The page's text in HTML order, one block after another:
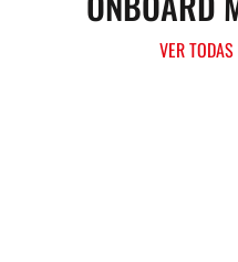
VER